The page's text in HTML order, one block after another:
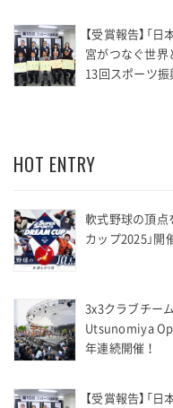
【受賞報告】「
宮がつなぐ世界
13回スポーツ振
HOT ENTRY
軟式野球の頂点
カップ2025」開
3x3クラブチー
Utsunomiya
年連続開催！
【受賞報告】「